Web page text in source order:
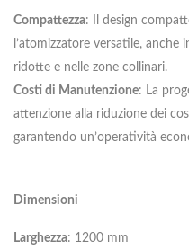
Compattezza: Il design
l’atomizzatore versatile,
ridotte e nelle zone collinari.
Costi di Manutenzione: La
attenzione alla riduzione dei
garantendo un’operatività
Dimensioni
Larghezza: 1200 mm